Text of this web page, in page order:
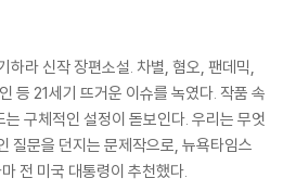
하라 신작 장편소설. 차별, 혐오, 팬데믹,
등 21세기 뜨거운 이슈를 녹였다. 작품 속
구체적인 설정이 돋보인다. 우리는 무엇
질문을 던지는 문제작으로, 뉴욕타임스
전 미국 대통령이 추천했다.